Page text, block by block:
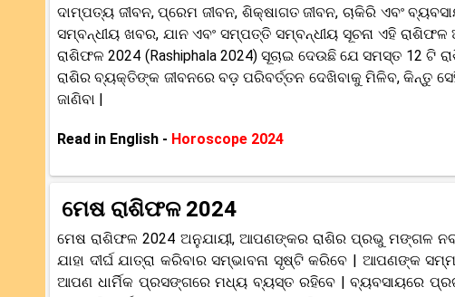
ଦାମ୍ପତ୍ୟ ଜୀବନ, ପ୍ରେମ ଜୀବନ, ଶିକ୍ଷାଗତ ଜୀବନ, ଚାକିରି ଏବଂ
ସମ୍ବନ୍ଧୀୟ ଖବର, ଯାନ ଏବଂ ସମ୍ପତ୍ତି ସମ୍ବନ୍ଧୀୟ ସୂଚନା ଏହି
ରାଶିଫଳ 2024 (Rashiphala 2024) ସୂଚାଇ ଦେଉଛି ଯେ ସମସ୍ତ 12 ଟି
ରାଶିର ବ୍ୟକ୍ତିଙ୍କ ଜୀବନରେ ବଡ଼ ପରିବର୍ତ୍ତନ ଦେଖିବାକୁ ମିଳିବ, କିନ୍ତୁ
ଜାଣିବା |
Read in English - Horoscope 2024
ମେଷ ରାଶିଫଳ 2024
ମେଷ ରାଶିଫଳ 2024 ଅନୁଯାୟୀ, ଆପଣଙ୍କର ରାଶିର ପ୍ରଭୁ ମଙ୍ଗଳ
ଯାହା ଦୀର୍ଘ ଯାତ୍ରା କରିବାର ସମ୍ଭାବନା ସୃଷ୍ଟି କରିବେ | ଆପଣଙ୍କ
ଆପଣ ଧାର୍ମିକ ପ୍ରସଙ୍ଗରେ ମଧ୍ୟ ବ୍ୟସ୍ତ ରହିବେ | ବ୍ୟବସାୟରେ